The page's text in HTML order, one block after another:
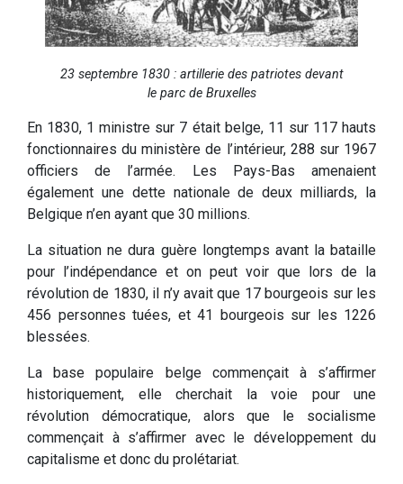
23 septembre 1830 : artillerie des patriotes devant
le parc de Bruxelles
En 1830, 1 ministre sur 7 était belge, 11 sur 117 hauts
fonctionnaires du ministère de l’intérieur, 288 sur 1967
officiers de l’armée. Les Pays-Bas amenaient
également une dette nationale de deux milliards, la
Belgique n’en ayant que 30 millions.
La situation ne dura guère longtemps avant la bataille
pour l’indépendance et on peut voir que lors de la
révolution de 1830, il n’y avait que 17 bourgeois sur les
456 personnes tuées, et 41 bourgeois sur les 1226
blessées.
La base populaire belge commençait à s’affirmer
historiquement, elle cherchait la voie pour une
révolution démocratique, alors que le socialisme
commençait à s’affirmer avec le développement du
capitalisme et donc du prolétariat.